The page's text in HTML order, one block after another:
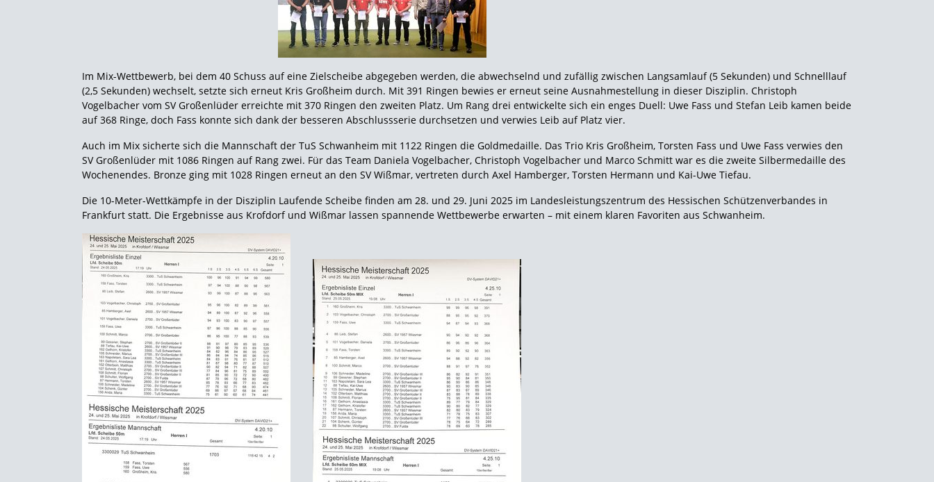
Im Mix-Wettbewerb, bei dem 40 Schuss auf eine Zielscheibe abgegeben werden, die abwechselnd und zufällig zwischen Langsamlauf (5 Sekunden) und Schnelllauf
(2,5 Sekunden) wechselt, setzte sich erneut Kris Großheim durch. Mit 391 Ringen bewies er erneut seine Ausnahmestellung in dieser Disziplin. Christoph
Vogelbacher vom SV Großenlüder erreichte mit 370 Ringen den zweiten Platz. Um Rang drei entwickelte sich ein enges Duell: Uwe Fass und Stefan Leib kamen beide
auf 368 Ringe, doch Fass konnte sich dank der besseren Abschlussserie durchsetzen und verwies Leib auf Platz vier.
Auch im Mix sicherte sich die Mannschaft der TuS Schwanheim mit 1122 Ringen die Goldmedaille. Das Trio Kris Großheim, Torsten Fass und Uwe Fass verwies den
SV Großenlüder mit 1086 Ringen auf Rang zwei. Für das Team Daniela Vogelbacher, Christoph Vogelbacher und Marco Schmitt war es die zweite Silbermedaille des
Wochenendes. Bronze ging mit 1028 Ringen erneut an den SV Wißmar, vertreten durch Axel Hamberger, Torsten Hermann und Kai-Uwe Tiefau.
Die 10-Meter-Wettkämpfe in der Disziplin Laufende Scheibe finden am 28. und 29. Juni 2025 im Landesleistungszentrum des Hessischen Schützenverbandes in
Frankfurt statt. Die Ergebnisse aus Krofdorf und Wißmar lassen spannende Wettbewerbe erwarten – mit einem klaren Favoriten aus Schwanheim.